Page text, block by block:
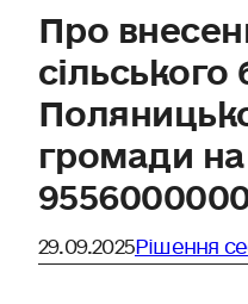
Про
громади
29.09.2025Рішення